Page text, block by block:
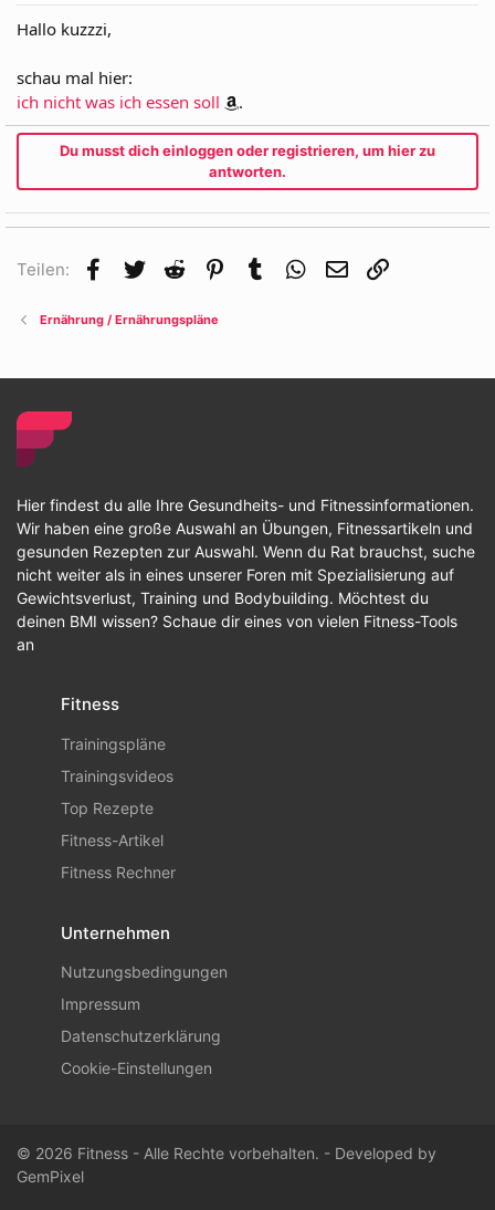
Hallo kuzzzi,
schau mal hier:
ich nicht was ich essen soll
.
Du musst dich einloggen oder registrieren, um hier zu
antworten.
Teilen: Facebook
Twitter Reddit Pinterest
Tumblr WhatsApp
E-Mail
Ernährung / Ernährungspläne
Hier findest du alle Ihre Gesundheits- und Fitnessinformationen.
Wir haben eine große Auswahl an Übungen, Fitnessartikeln und
gesunden Rezepten zur Auswahl. Wenn du Rat brauchst, suche
nicht weiter als in eines unserer Foren mit Spezialisierung auf
Gewichtsverlust, Training und Bodybuilding. Möchtest du
deinen BMI wissen? Schaue dir eines von vielen Fitness-Tools
an
Fitness
Trainingspläne
Trainingsvideos
Top Rezepte
Fitness-Artikel
Fitness Rechner
Unternehmen
Nutzungsbedingungen
Impressum
Datenschutzerklärung
Cookie-Einstellungen
© 2026 Fitness - Alle Rechte vorbehalten. - Developed by
GemPixel